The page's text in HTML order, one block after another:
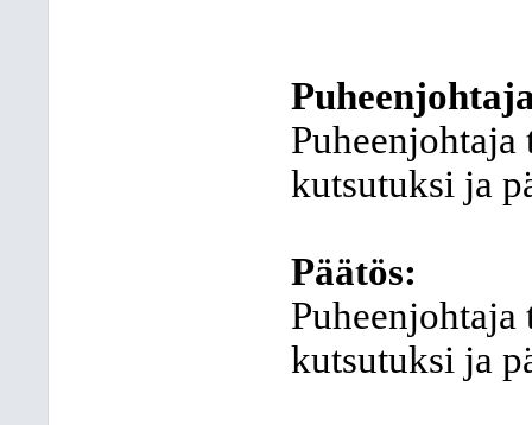
kutsutuksi ja
Päätös:
kutsutuksi ja